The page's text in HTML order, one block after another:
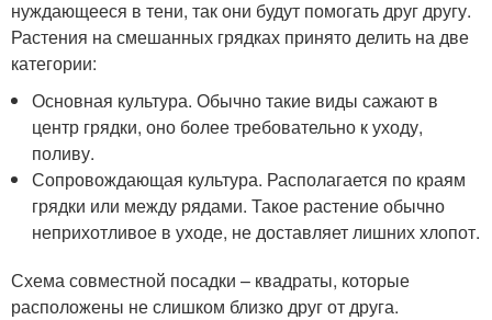
нуждающееся в тени, так они будут помогать друг другу.
Растения на смешанных грядках принято делить на две
категории:
Основная культура. Обычно такие виды сажают в
центр грядки, оно более требовательно к уходу,
поливу.
Сопровождающая культура. Располагается по краям
грядки или между рядами. Такое растение обычно
неприхотливое в уходе, не доставляет лишних хлопот.
Схема совместной посадки – квадраты, которые
расположены не слишком близко друг от друга.